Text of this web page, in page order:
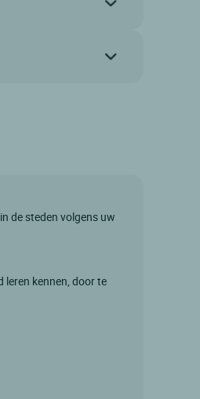
de steden volgens uw
leren kennen, door te